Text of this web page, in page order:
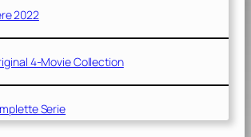
2022
4-Movie Collection
Serie